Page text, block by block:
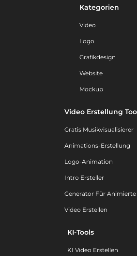
Kategorien
Video
Logo
Grafikdesign
Website
Mockup
Video Erstellung
Gratis Musikvisualisierer
Animations-Erstellung
Logo-Animation
Intro Ersteller
Generator Für Animierte
Video Erstellen
KI-Tools
KI Video Erstellen